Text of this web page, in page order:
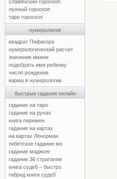
славянский гороскоп
лунный гороскоп
таро гороскоп
нумерология
квадрат Пифагора
нумерологический расчет
значение имени
подобрать имя ребенку
число рождения
карма в нумерологии
быстрые гадания онлайн
гадание на таро
гадание на рунах
книга перемен
гадание на картах
на картах Ленорман
тибетское гадание мо
гадание маджонг
гадание 36 стратагем
книга судеб – быстро
гибрид книги судеб